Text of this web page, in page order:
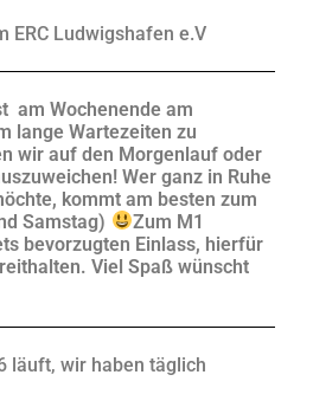
ERC Ludwigshafen e.V
am Wochenende am
lange Wartezeiten zu
wir auf den Morgenlauf oder
Wer ganz in Ruhe
kommt am besten zum
Samstag)
Zum M1
bevorzugten Einlass, hierfür
Viel Spaß wünscht
läuft, wir haben täglich